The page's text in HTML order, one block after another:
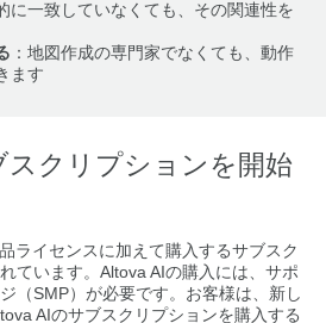
に一致していなくても、その関連性を
：地図作成の専門家でなくても、動作
ます
スクリプションを開始
ライセンスに加えて購入するサブスク
ています。Altova AIの購入には、サポ
（SMP）が必要です。お客様は、新し
AIのサブスクリプションを購入する